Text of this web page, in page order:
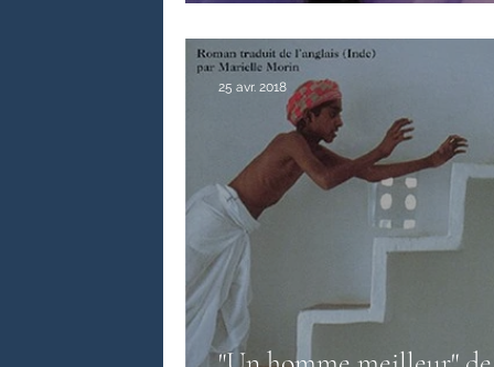
25 avr. 2018